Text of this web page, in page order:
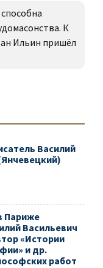
К
Ильин пришёл
Василий
Париже
Васильевич
«Истории
и др.
работ